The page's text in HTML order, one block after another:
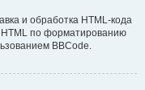
и обработка HTML-кода
по форматированию
BBCode.